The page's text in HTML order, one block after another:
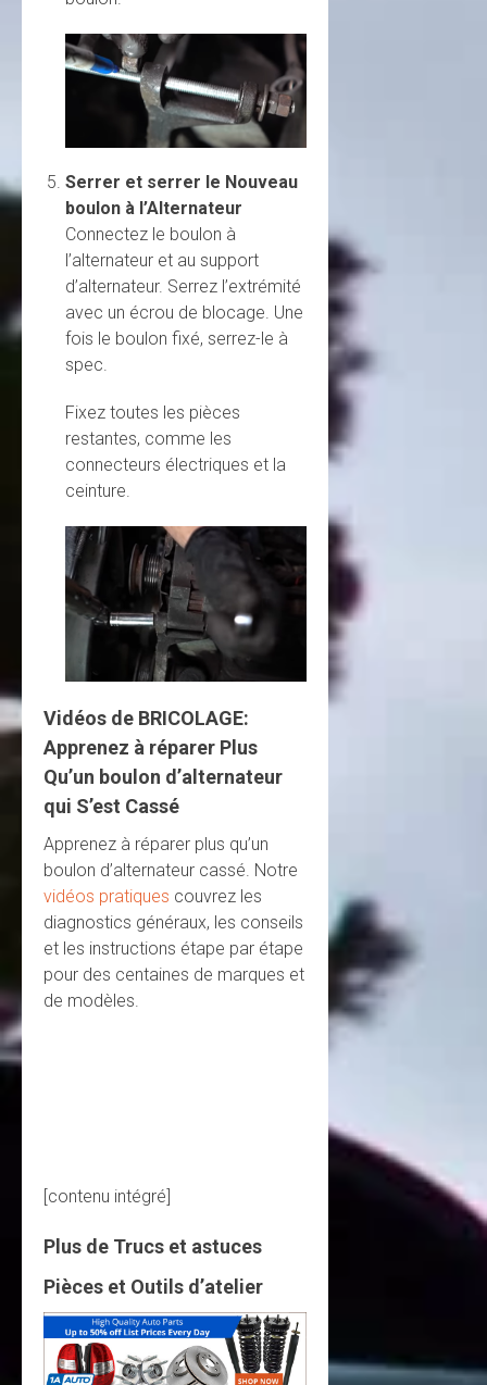
Serrer et serrer le Nouveau
boulon à l’Alternateur
Connectez le boulon à
l’alternateur et au support
d’alternateur. Serrez l’extrémité
avec un écrou de blocage. Une
fois le boulon fixé, serrez-le à
spec.
Fixez toutes les pièces
restantes, comme les
connecteurs électriques et la
ceinture.
Vidéos de BRICOLAGE:
Apprenez à réparer Plus
Qu’un boulon d’alternateur
qui S’est Cassé
Apprenez à réparer plus qu’un
boulon d’alternateur cassé. Notre
vidéos pratiques couvrez les
diagnostics généraux, les conseils
et les instructions étape par étape
pour des centaines de marques et
de modèles.
[contenu intégré]
Plus de Trucs et astuces
Pièces et Outils d’atelier